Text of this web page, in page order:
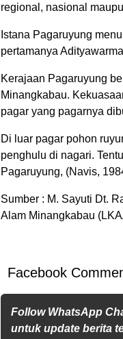
regional, nasional
Istana Pagaruyung
pertamanya
Kerajaan Pagaruyung
Minangkabau.
pagar yang pagarnya
Di luar pagar pohon
penghulu di nagari.
Pagaruyung, (Navis,
Sumber : M. Sayuti Dt.
Alam Minangkabau
Facebook
Follow WhatsApp
untuk update berita